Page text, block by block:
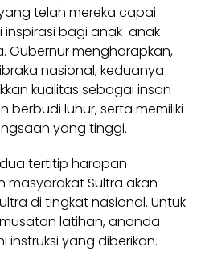
telah mereka capai
bagi anak-anak
Gubernur mengharapkan,
nasional, keduanya
kualitas sebagai insan
berbudi luhur, serta memiliki
yang tinggi.
tertitip harapan
Sultra akan
di tingkat nasional. Untuk
latihan, ananda
instruksi yang diberikan.